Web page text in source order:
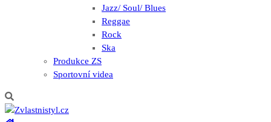
Jazz/ Soul/ Blues
Reggae
Rock
Ska
Produkce ZS
Sportovní videa